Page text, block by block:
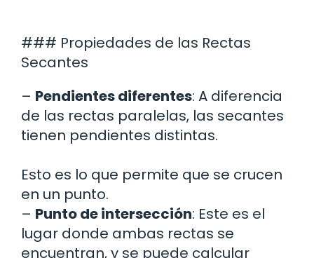
### Propiedades de las Rectas
Secantes
– Pendientes diferentes: A diferencia
de las rectas paralelas, las secantes
tienen pendientes distintas.
Esto es lo que permite que se crucen
en un punto.
– Punto de intersección: Este es el
lugar donde ambas rectas se
encuentran, y se puede calcular